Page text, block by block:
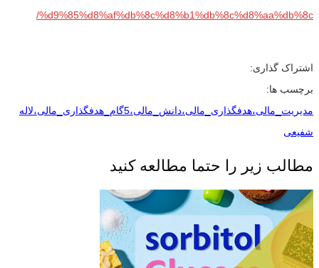
%d9%85%d8%af%db%8c%d8%b1%db%8c%d8%aa%db%8c/
اشتراک گذاری:
برچسب ها:
مدیریت_مالی،هدفگذاری_مالی،دانش_مالی،5گام_هدفگذاری_مالی،لاله
شفیعی
مطالب زیر را حتما مطالعه کنید